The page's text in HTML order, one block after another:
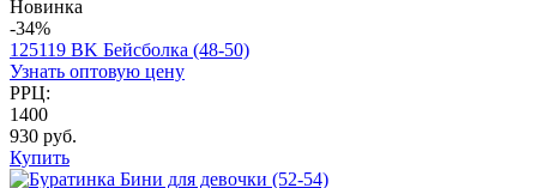
Новинка
-34%
125119 BK Бейсболка (48-50)
Узнать оптовую цену
РРЦ:
1400
930 руб.
Купить